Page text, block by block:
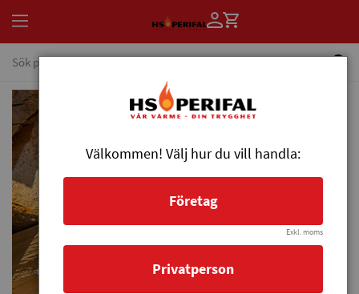
Välkommen! Välj hur du vill handla:
Företag
Exkl. moms
Privatperson